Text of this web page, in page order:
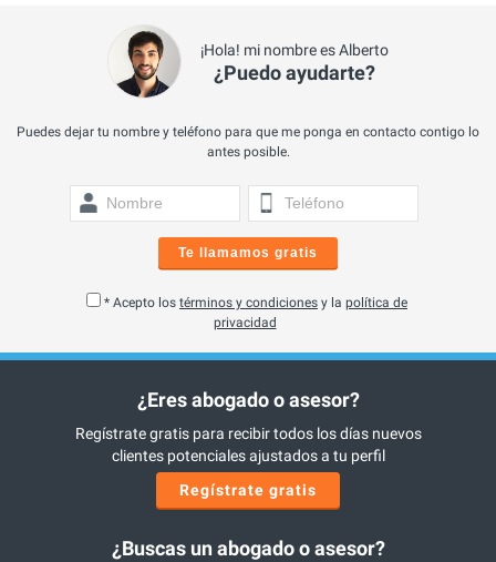
¡Hola! mi nombre es Alberto
¿Puedo ayudarte?
Puedes dejar tu nombre y teléfono para que me ponga en contacto contigo lo
antes posible.
Te llamamos gratis
* Acepto los términos y condiciones y la política de
privacidad
¿Eres abogado o asesor?
Regístrate gratis para recibir todos los días nuevos
clientes potenciales ajustados a tu perfil
Regístrate gratis
¿Buscas un abogado o asesor?